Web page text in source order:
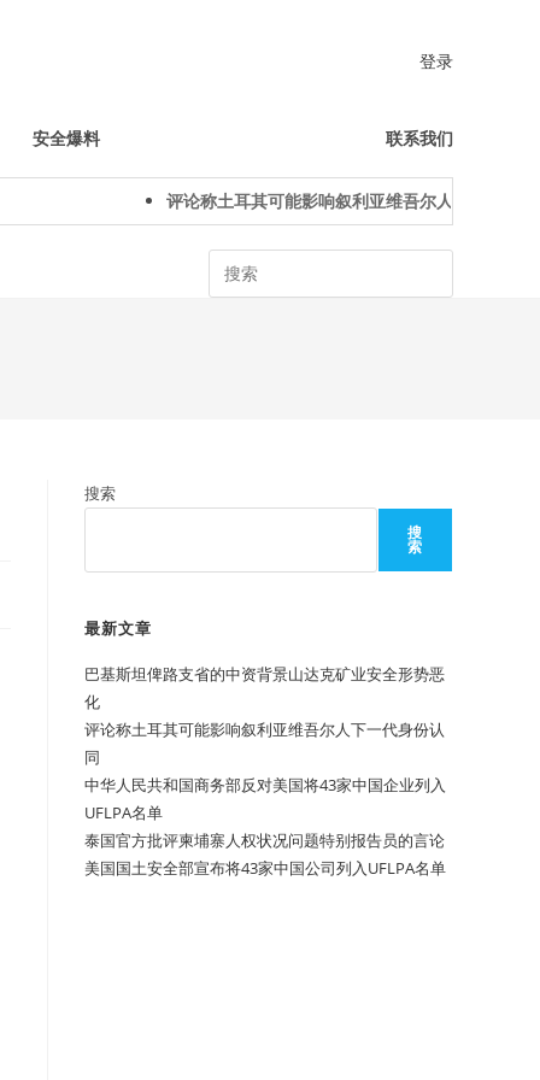
登录
安全爆料 联系我们
评论称土耳其可能影响叙利亚维吾尔人下一代身份认同
Search
搜索
搜
索
最新文章
巴基斯坦俾路支省的中资背景山达克矿业安全形势恶
化
评论称土耳其可能影响叙利亚维吾尔人下一代身份认
同
中华人民共和国商务部反对美国将43家中国企业列入
UFLPA名单
泰国官方批评柬埔寨人权状况问题特别报告员的言论
美国国土安全部宣布将43家中国公司列入UFLPA名单